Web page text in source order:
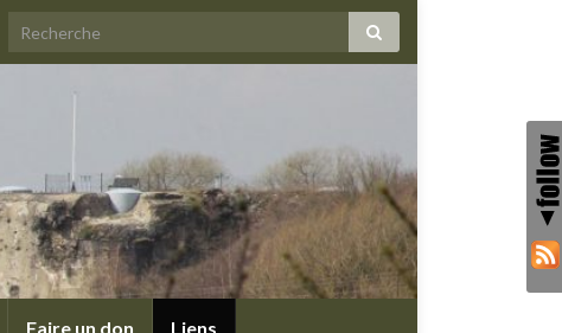
Faire un don Liens